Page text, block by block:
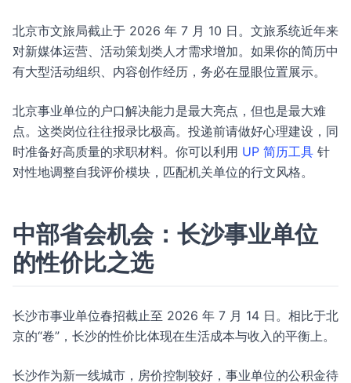
北京市文旅局截止于 2026 年 7 月 10 日。文旅系统近年来
对新媒体运营、活动策划类人才需求增加。如果你的简历中
有大型活动组织、内容创作经历，务必在显眼位置展示。
北京事业单位的户口解决能力是最大亮点，但也是最大难
点。这类岗位往往报录比极高。投递前请做好心理建设，同
时准备好高质量的求职材料。你可以利用 UP 简历工具 针
对性地调整自我评价模块，匹配机关单位的行文风格。
中部省会机会：长沙事业单位
的性价比之选
长沙市事业单位春招截止至 2026 年 7 月 14 日。相比于北
京的“卷”，长沙的性价比体现在生活成本与收入的平衡上。
长沙作为新一线城市，房价控制较好，事业单位的公积金待